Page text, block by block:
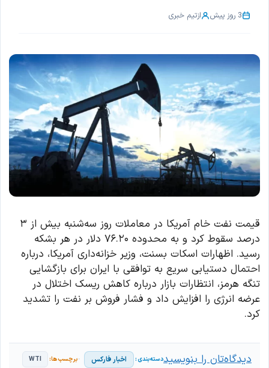
3 روز پیش ازتیم خبری
قیمت نفت خام آمریکا در معاملات روز سه‌شنبه بیش از ۳
درصد سقوط کرد و به محدوده ۷۶.۲۰ دلار در هر بشکه
رسید. اظهارات اسکات بسنت، وزیر خزانه‌داری آمریکا، درباره
احتمال دستیابی سریع به توافقی با ایران برای بازگشایی
تنگه هرمز، انتظارات بازار درباره کاهش ریسک اختلال در
عرضه انرژی را افزایش داد و فشار فروش بر نفت را تشدید
کرد.
اخبار فارکس WTI دیدگاه‌تان را بنویسید